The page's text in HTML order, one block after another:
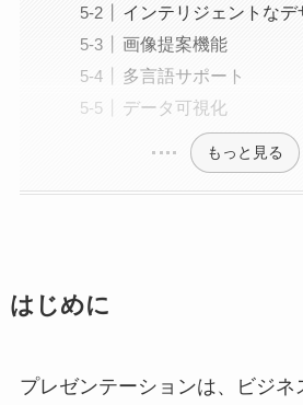
インテリジェントなデ
画像提案機能
多言語サポート
データ可視化
もっと見る
はじめに
プレゼンテーションは、ビジネ